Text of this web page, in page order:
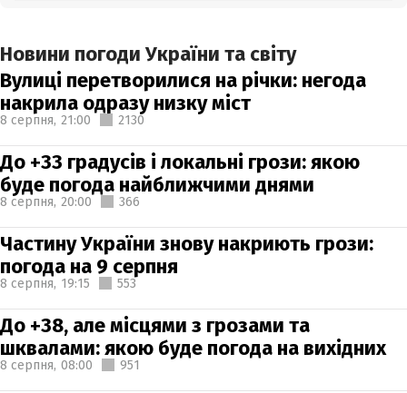
Новини погоди України та світу
Вулиці перетворилися на річки: негода
накрила одразу низку міст
8 серпня, 21:00 2130
До +33 градусів і локальні грози: якою
буде погода найближчими днями
8 серпня, 20:00 366
Частину України знову накриють грози:
погода на 9 серпня
8 серпня, 19:15 553
До +38, але місцями з грозами та
шквалами: якою буде погода на вихідних
8 серпня, 08:00 951